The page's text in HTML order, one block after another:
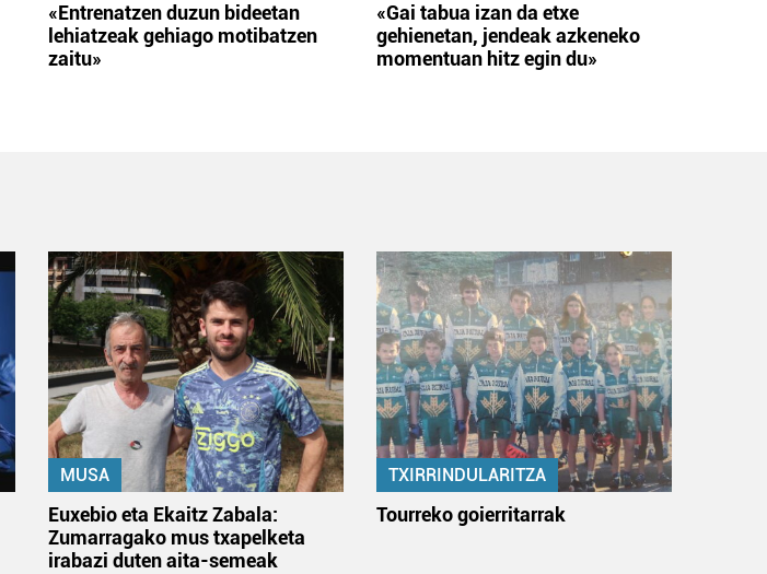
«Entrenatzen duzun bideetan
lehiatzeak gehiago motibatzen
zaitu»
«Gai tabua izan da etxe
gehienetan, jendeak azkeneko
momentuan hitz egin du»
MUSA
Euxebio eta Ekaitz Zabala:
Zumarragako mus txapelketa
irabazi duten aita-semeak
TXIRRINDULARITZA
Tourreko goierritarrak